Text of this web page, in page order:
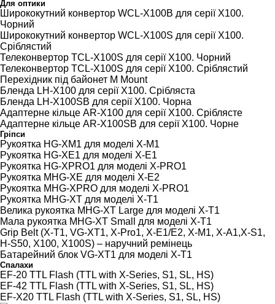
Для оптики
Ширококутний конвертор WCL-X100B для серії Х100.
Чорний
Ширококутний конвертор WCL-X100S для серії Х100.
Сріблястий
Телеконвертор TCL-X100S для серії Х100. Чорний
Телеконвертор TCL-X100S для серії Х100. Сріблястий
Перехідник під байонет M Mount
Бленда LH-X100 для серії Х100. Срібляста
Бленда LH-X100SB для серії Х100. Чорна
Адаптерне кільце AR-X100 для серії Х100. Сріблясте
Адаптерне кільце AR-X100SB для серії Х100. Чорне
Гріпси
Рукоятка HG-XM1 для моделі Х-М1
Рукоятка HG-XE1 для моделі Х-Е1
Рукоятка HG-XPRO1 для моделі Х-PRO1
Рукоятка MHG-XE для моделі Х-Е2
Рукоятка MHG-XPRO для моделі Х-PRO1
Рукоятка MHG-XT для моделі Х-Т1
Велика рукоятка MHG-XT Large для моделі Х-Т1
Мала рукоятка MHG-XT Small для моделі Х-Т1
Grip Belt (X-T1, VG-XT1, X-Pro1, X-E1/E2, X-M1, X-A1,X-S1,
H-S50, X100, X100S) – наручний ремінець
Батарейний блок VG-XT1 для моделі Х-Т1
Спалахи
EF-20 TTL Flash (TTL with X-Series, S1, SL, HS)
EF-42 TTL Flash (TTL with X-Series, S1, SL, HS)
EF-X20 TTL Flash (TTL with X-Series, S1, SL, HS)